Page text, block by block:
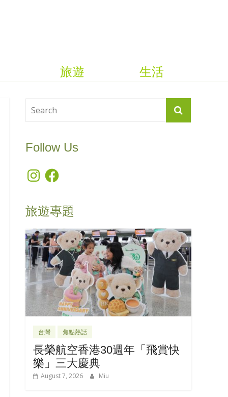
生活
旅遊
Follow Us
InstagramFacebook
旅遊專題
台灣 焦點熱話
長榮航空香港30週年「飛賞快
樂」三大慶典
August 7, 2026 Miu